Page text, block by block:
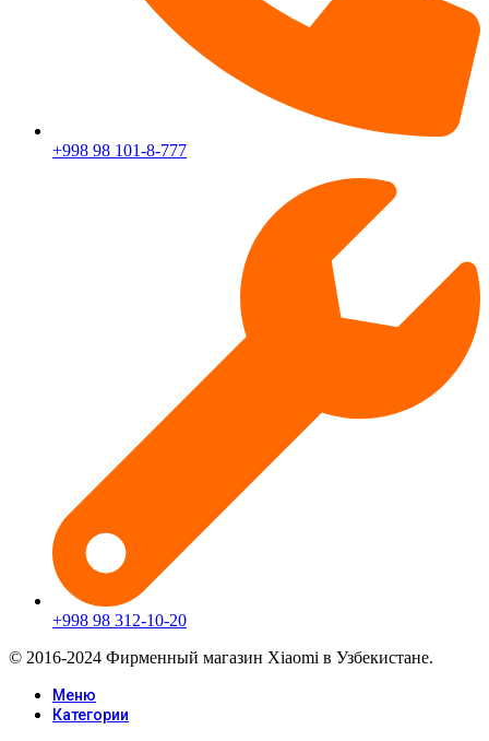
+998 98 101-8-777
+998 98 312-10-20
© 2016-2024 Фирменный магазин Xiaomi в Узбекистане.
Меню
Категории